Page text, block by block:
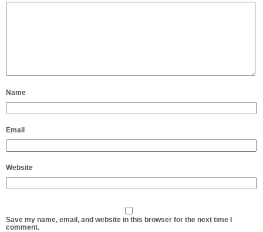
Name
Email
Website
Save my name, email, and website in this browser for the next time I
comment.